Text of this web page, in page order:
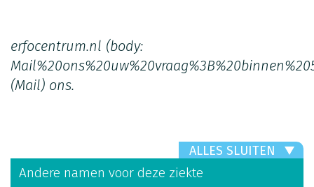
erfocentrum.nl (body:
(Mail) ons.
ALLES SLUITEN
Andere namen voor deze ziekte